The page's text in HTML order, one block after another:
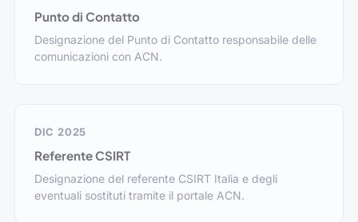
Punto di Contatto
Designazione del Punto di Contatto responsabile delle
comunicazioni con ACN.
DIC 2025
Referente CSIRT
Designazione del referente CSIRT Italia e degli
eventuali sostituti tramite il portale ACN.